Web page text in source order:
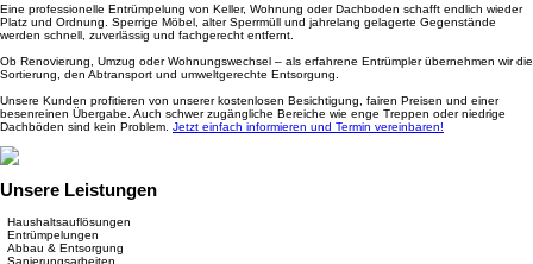
Eine professionelle Entrümpelung von Keller, Wohnung oder Dachboden schafft endlich wieder
Platz und Ordnung. Sperrige Möbel, alter Sperrmüll und jahrelang gelagerte Gegenstände
werden schnell, zuverlässig und fachgerecht entfernt.
Ob Renovierung, Umzug oder Wohnungswechsel – als erfahrene Entrümpler übernehmen wir die
Sortierung, den Abtransport und umweltgerechte Entsorgung.
Unsere Kunden profitieren von unserer kostenlosen Besichtigung, fairen Preisen und einer
besenreinen Übergabe. Auch schwer zugängliche Bereiche wie enge Treppen oder niedrige
Dachböden sind kein Problem. Jetzt einfach informieren und Termin vereinbaren!
Unsere Leistungen
Haushaltsauflösungen
Entrümpelungen
Abbau & Entsorgung
Sanierungsarbeiten